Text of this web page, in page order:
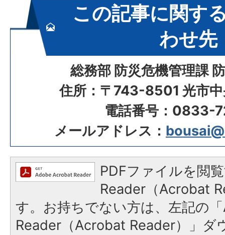
この記事に関す
わせ先
総務部 防災危機管理課
住所：〒743-8501 光市中
電話番号：0833-
メールアドレス：
PDFファイルを閲
Reader（Acrobat
す。お持ちでない方は、左記の
Reader（Acrobat Reader）」ダ